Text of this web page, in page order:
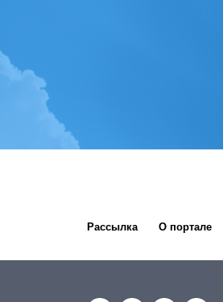
Рассылка О портале